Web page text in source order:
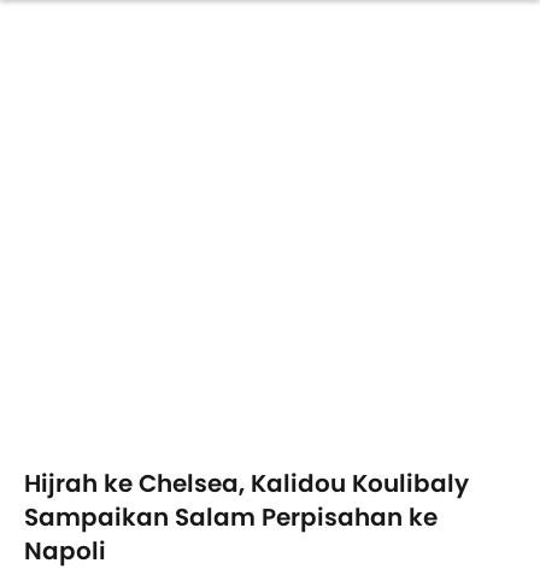
Hijrah ke Chelsea, Kalidou Koulibaly
Sampaikan Salam Perpisahan ke
Napoli